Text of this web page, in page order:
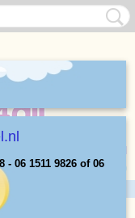
Geen producten
(0)
nr 4 Heliumballon
06 1511 9826 of 06